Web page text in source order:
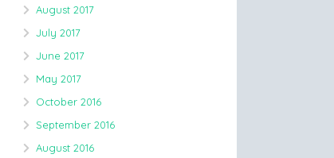
August 2017
July 2017
June 2017
May 2017
October 2016
September 2016
August 2016